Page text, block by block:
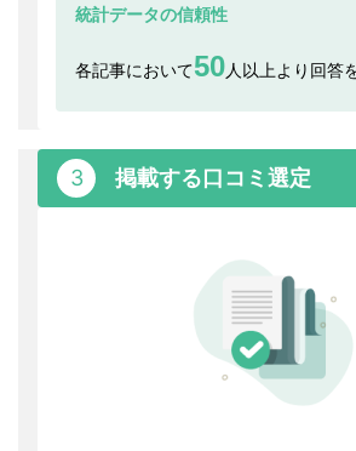
統計データの信頼性
各記事において50人以上より回答
3 掲載する口コミ選定